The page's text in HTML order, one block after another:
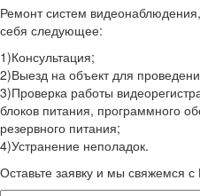
Ремонт систем
себя следующее:
1)Консультация;
2)Выезд на объект для
3)Проверка работы
блоков питания, программного
резервного питания;
4)Устранение неполадок.
Оставьте заявку и мы свяжемся